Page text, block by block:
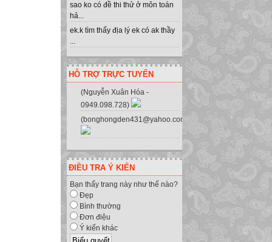
sao ko có đề thi thử ở môn toán
hả...
ek.k tìm thấy địa lý ek có ak thầy
...
HỖ TRỢ TRỰC TUYẾN
(Nguyễn Xuân Hóa -
0949.098.728)
(bonghongden431@yahoo.com.vn)
ĐIỀU TRA Ý KIẾN
Bạn thấy trang này như thế nào?
Đẹp
Bình thường
Đơn điệu
Ý kiến khác